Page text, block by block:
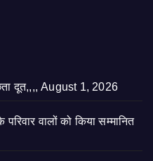
दूत,,,, August 1, 2026
परिवार वालों को किया सम्मानित